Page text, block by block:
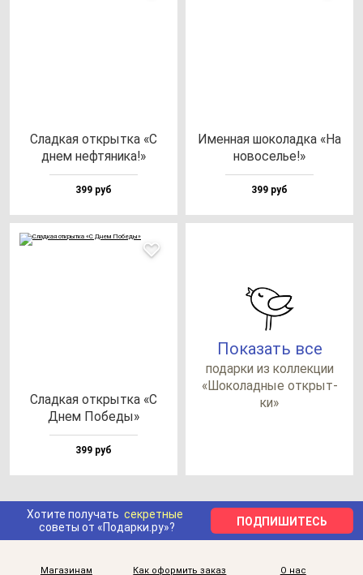
Слад­кая от­крыт­ка «С
днем неф­тя­ни­ка!»
399 руб
Имен­ная шо­ко­лад­ка «На
но­во­селье!»
399 руб
Слад­кая от­крыт­ка «С
Днем Побе­ды»
399 руб
Показать все
по­дар­ки из кол­лек­ции
«Шоко­лад­ные от­крыт­
ки»
Хотите получать секретные
советы от «Подарки.ру»?
ПОДПИШИТЕСЬ
Магазинам Как оформить заказ О нас